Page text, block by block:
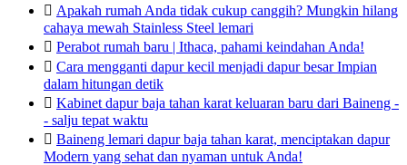
 Apakah rumah Anda tidak cukup canggih? Mungkin hilang
cahaya mewah Stainless Steel lemari
 Perabot rumah baru | Ithaca, pahami keindahan Anda!
 Cara mengganti dapur kecil menjadi dapur besar Impian
dalam hitungan detik
 Kabinet dapur baja tahan karat keluaran baru dari Baineng -
- salju tepat waktu
 Baineng lemari dapur baja tahan karat, menciptakan dapur
Modern yang sehat dan nyaman untuk Anda!